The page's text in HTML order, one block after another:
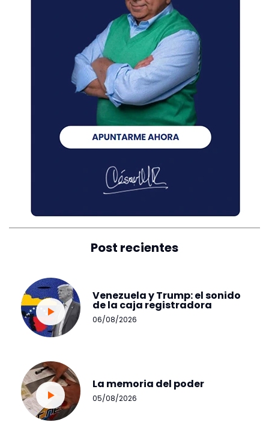
Post recientes
Venezuela y Trump: el sonido
de la caja registradora
06/08/2026
La memoria del poder
05/08/2026